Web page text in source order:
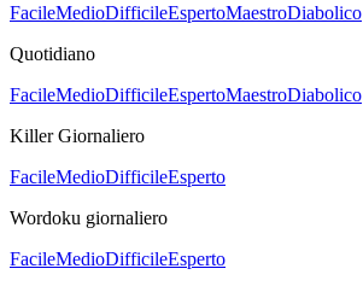
FacileMedioDifficileEspertoMaestroDiabolico
Quotidiano
FacileMedioDifficileEspertoMaestroDiabolico
Killer Giornaliero
FacileMedioDifficileEsperto
Wordoku giornaliero
FacileMedioDifficileEsperto